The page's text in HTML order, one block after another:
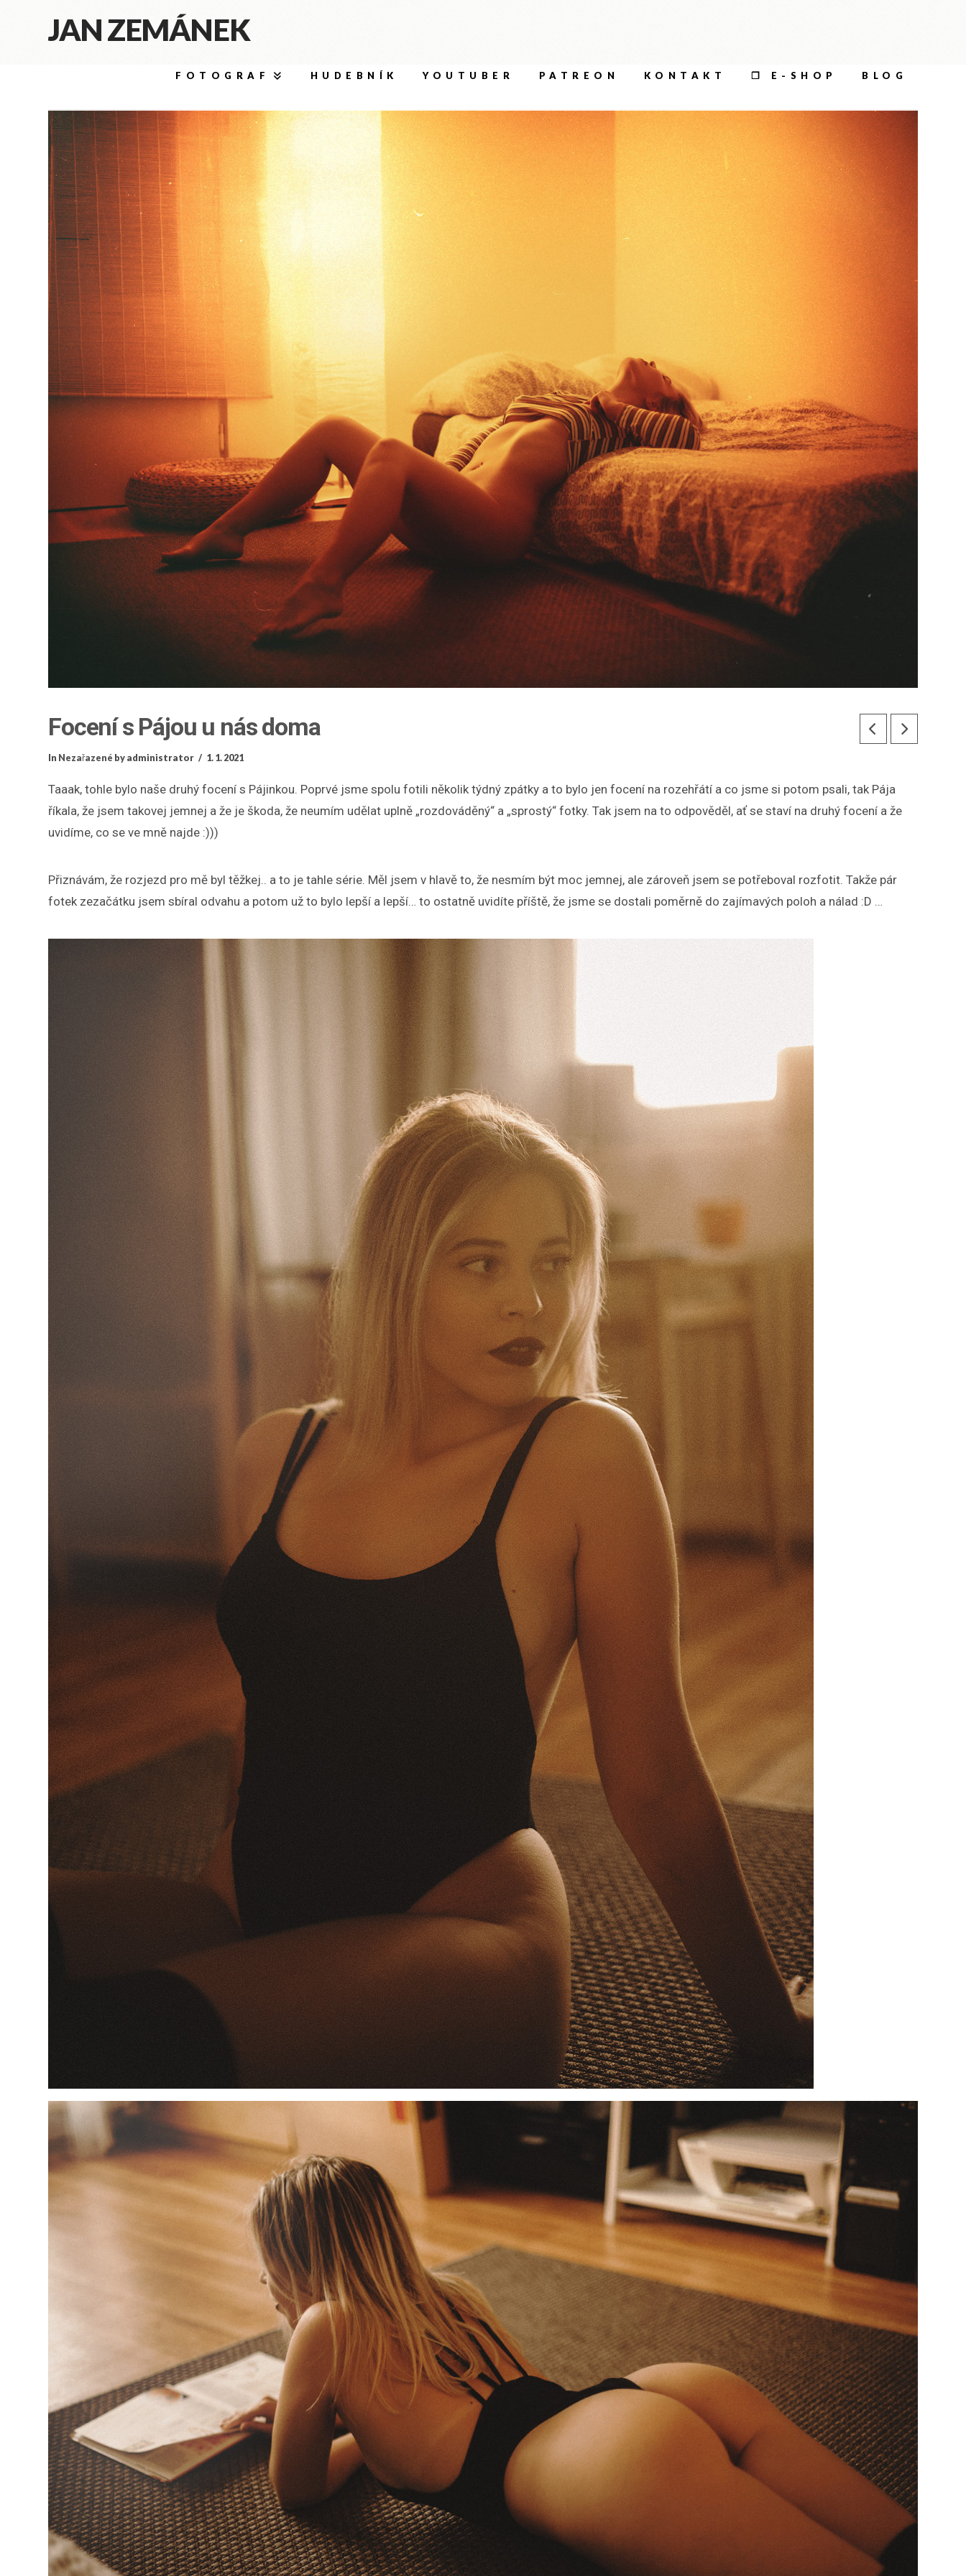
JAN ZEMÁNEK
FOTOGRAF HUDEBNÍK YOUTUBER PATREON KONTAKT ❐ E-SHOP BLOG
Focení s Pájou u nás doma
In Nezařazené by administrator 1. 1. 2021
Taaak, tohle bylo naše druhý focení s Pájinkou. Poprvé jsme spolu fotili několik týdný zpátky a to bylo jen focení na rozehřátí a co jsme si potom psali, tak Pája
říkala, že jsem takovej jemnej a že je škoda, že neumím udělat uplně „rozdováděný“ a „sprostý“ fotky. Tak jsem na to odpověděl, ať se staví na druhý focení a že
uvidíme, co se ve mně najde :)))
Přiznávám, že rozjezd pro mě byl těžkej.. a to je tahle série. Měl jsem v hlavě to, že nesmím být moc jemnej, ale zároveň jsem se potřeboval rozfotit. Takže pár
fotek zezačátku jsem sbíral odvahu a potom už to bylo lepší a lepší… to ostatně uvidíte příště, že jsme se dostali poměrně do zajímavých poloh a nálad :D …